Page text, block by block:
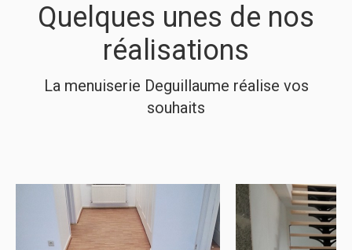
Quelques unes de nos
réalisations
La menuiserie Deguillaume réalise vos
souhaits